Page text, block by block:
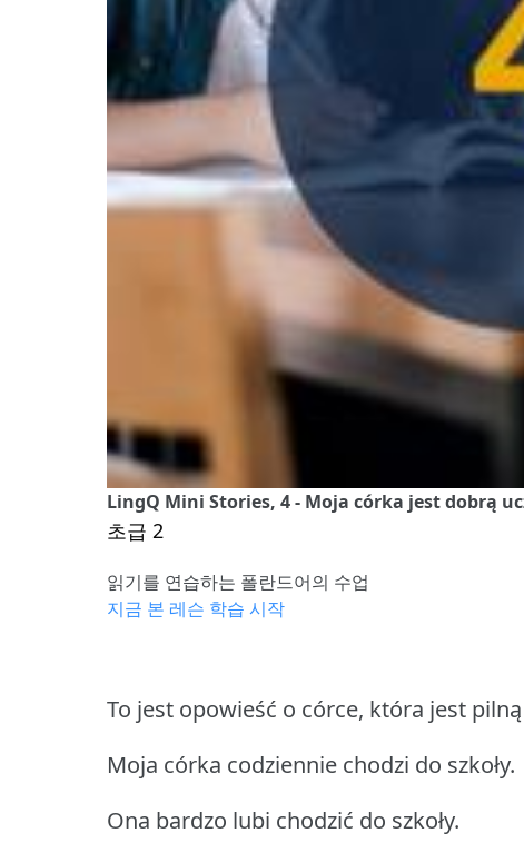
LingQ Mini Stories, 4 - Moja córka jest dobrą
초급 2
읽기를 연습하는 폴란드어의 수업
지금 본 레슨 학습 시작
To jest opowieść o córce, która jest
Moja córka codziennie chodzi do szkoły.
Ona bardzo lubi chodzić do szkoły.